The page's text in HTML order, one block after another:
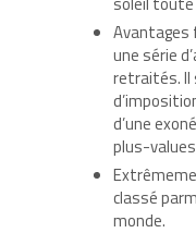
Avantages
une série
retraités. Il
d’une
plus-
classé
monde.